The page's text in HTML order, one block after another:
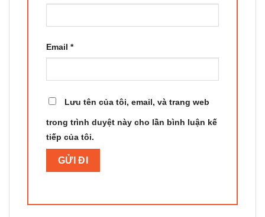
Email *
Lưu tên của tôi, email, và trang web
trong trình duyệt này cho lần bình luận kế
tiếp của tôi.